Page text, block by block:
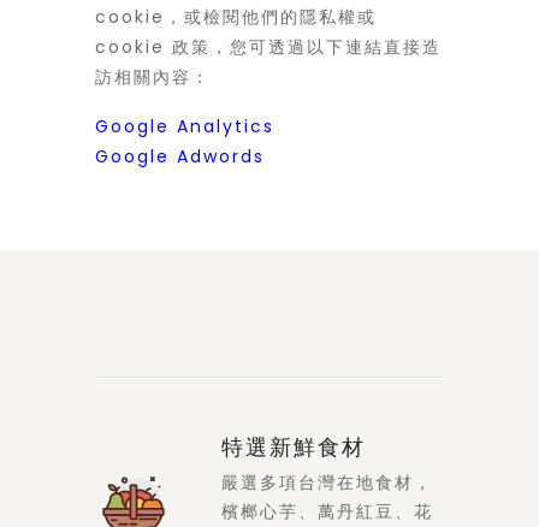
cookie，或檢閱他們的隱私權或
cookie 政策，您可透過以下連結直接造
訪相關內容：
Google Analytics
Google Adwords
特選新鮮食材
嚴選多項台灣在地食材，
檳榔心芋、萬丹紅豆、花